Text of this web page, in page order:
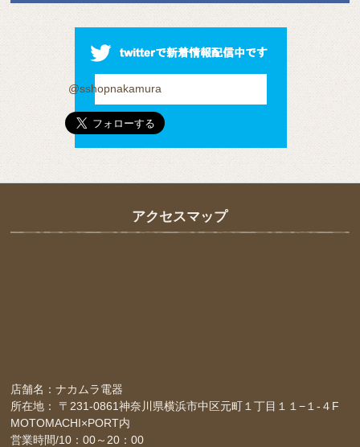
@sshopnakamura
アクセスマップ
店舗名：ナカムラ電器
所在地： 〒231-0861神奈川県横浜市中区元町１丁目１１−１-４F
MOTOMACHI×PORT内
営業時間/10：00～20：00